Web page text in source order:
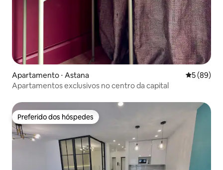
Apartamento ⋅ Astana 5 de uma
5 (89)
Apartamentos exclusivos no centro da capital
Preferido dos hóspedes
Preferido dos hóspedes